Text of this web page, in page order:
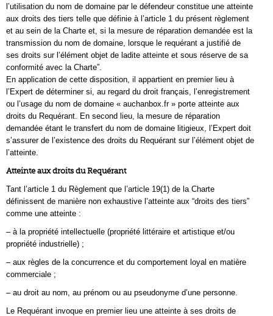
l’utilisation du nom de domaine par le défendeur constitue une atteinte
aux droits des tiers telle que définie à l’article 1 du présent règlement
et au sein de la Charte et, si la mesure de réparation demandée est la
transmission du nom de domaine, lorsque le requérant a justifié de
ses droits sur l’élément objet de ladite atteinte et sous réserve de sa
conformité avec la Charte”.
En application de cette disposition, il appartient en premier lieu à
l’Expert de déterminer si, au regard du droit français, l’enregistrement
ou l’usage du nom de domaine « auchanbox.fr » porte atteinte aux
droits du Requérant. En second lieu, la mesure de réparation
demandée étant le transfert du nom de domaine litigieux, l’Expert doit
s’assurer de l’existence des droits du Requérant sur l’élément objet de
l’atteinte.
Atteinte aux droits du Requérant
Tant l’article 1 du Règlement que l’article 19(1) de la Charte
définissent de manière non exhaustive l’atteinte aux “droits des tiers”
comme une atteinte :
– à la propriété intellectuelle (propriété littéraire et artistique et/ou
propriété industrielle) ;
– aux règles de la concurrence et du comportement loyal en matière
commerciale ;
– au droit au nom, au prénom ou au pseudonyme d’une personne.
Le Requérant invoque en premier lieu une atteinte à ses droits de